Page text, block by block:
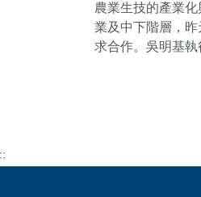
農業生技的產業
業及中下階層，
求合作。吳明基